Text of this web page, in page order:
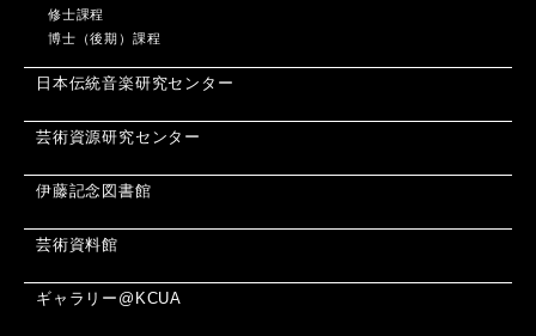
修士課程
博士（後期）課程
日本伝統音楽研究センター
芸術資源研究センター
伊藤記念図書館
芸術資料館
ギャラリー@KCUA